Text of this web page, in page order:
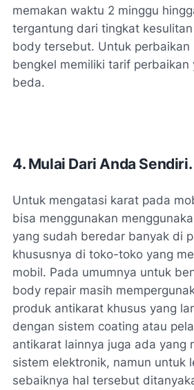
memakan waktu 2 minggu
tergantung dari tingkat
body tersebut. Untuk perbaikan
bengkel memiliki tarif
beda.
4. Mulai Dari Anda Sendiri.
Untuk mengatasi karat pada
bisa menggunakan
yang sudah beredar banyak di
khususnya di toko-toko yang
mobil. Pada umumnya untuk
body repair masih
produk antikarat khusus yang
dengan sistem coating atau
antikarat lainnya juga ada yang
sistem elektronik, namun untuk
sebaiknya hal tersebut